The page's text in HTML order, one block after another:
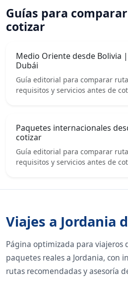
Guías para
cotizar
Medio Oriente desde Bolivia
Dubái
Guía editorial para comparar
requisitos y servicios antes de
Paquetes internacionales
cotizar
Guía editorial para comparar
requisitos y servicios antes de
Viajes a Jordania
Página optimizada para viajeros
paquetes reales a Jordania, con
rutas recomendadas y asesoría